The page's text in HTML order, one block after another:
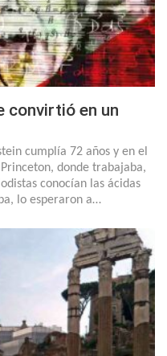
convirtió en un
cumplía 72 años y en el
donde trabajaba,
conocían las ácidas
lo esperaron a…